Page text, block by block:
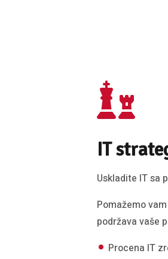
IT
Uskladite IT sa
Pomažemo
podržava vaše
Procena IT